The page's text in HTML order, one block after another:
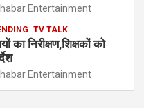
Entertainment
TV TALK
का निरीक्षण,शिक्षकों को
Entertainment